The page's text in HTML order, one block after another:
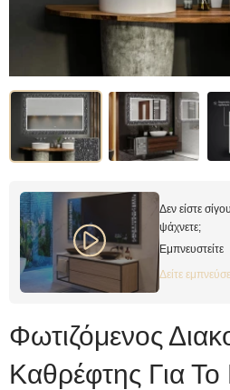
Δεν είστε
ψάχνετε;
Εμπνευστείτε
Δείτε
Φωτιζόμενος
Καθρέφτης Για